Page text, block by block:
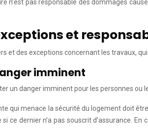
n’est pas responsable des dommages
et
et des exceptions concernant les travaux,
imminent
un danger imminent pour les personnes
qui menace la sécurité du logement doit
ce dernier n’a pas souscrit d’assurance.